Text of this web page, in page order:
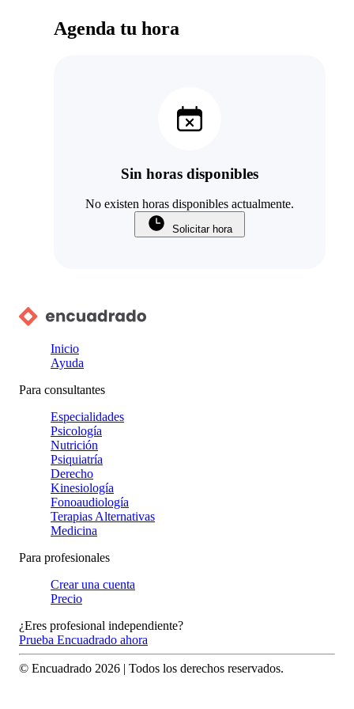
Agenda tu hora
Sin horas disponibles
No existen horas disponibles actualmente.
Solicitar hora
Inicio
Ayuda
Para consultantes
Especialidades
Psicología
Nutrición
Psiquiatría
Derecho
Kinesiología
Fonoaudiología
Terapias Alternativas
Medicina
Para profesionales
Crear una cuenta
Precio
¿Eres profesional independiente?
Prueba Encuadrado ahora
© Encuadrado 2026 | Todos los derechos reservados.